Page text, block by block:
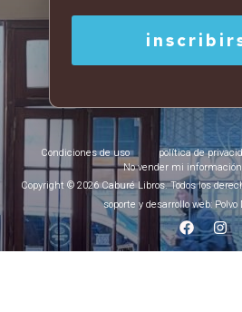
Condiciones de uso política de
No vender mi
Copyright © 2026 Caburé Libros. Todos los
soporte y desarrollo web: